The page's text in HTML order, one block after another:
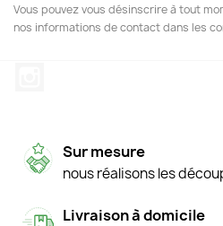
Vous pouvez vous désinscrire à tout
nos informations de contact dans les
Sur mesure
nous réalisons les
Livraison à domicile